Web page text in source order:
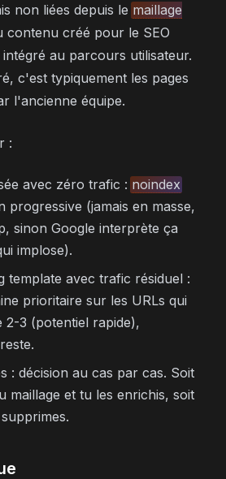
non liées depuis le maillage
contenu créé pour le SEO
intégré au parcours utilisateur.
c'est typiquement les pages
l'ancienne équipe.
:
avec zéro trafic : noindex
progressive (jamais en masse,
sinon Google interprète ça
implose).
template avec trafic résiduel :
prioritaire sur les URLs qui
2-3 (potentiel rapide),
: décision au cas par cas. Soit
maillage et tu les enrichis, soit